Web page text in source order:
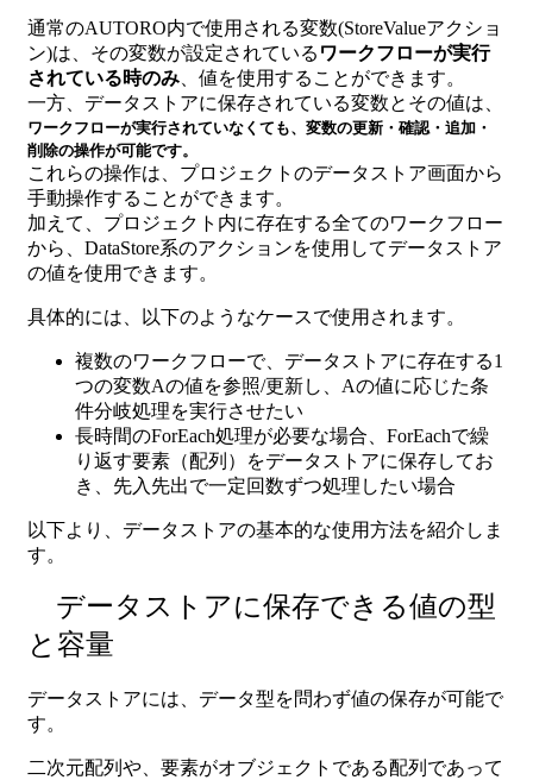
通常のAUTORO内で使用される変数(StoreValueアクショ
ン)は、その変数が設定されている ワークフローが実行
されている時のみ 、値を使用することができます。
一方、データストアに保存されている変数とその値は、
ワークフローが実行されていなくても、変数の更新・確認・追加・
削除の操作が可能です。
これらの操作は、プロジェクトのデータストア画面から
手動操作することができます。
加えて、プロジェクト内に存在する全てのワークフロー
から、DataStore系のアクションを使用してデータストア
の値を使用できます。
具体的には、以下のようなケースで使用されます。
複数のワークフローで、データストアに存在する1
つの変数Aの値を参照/更新し、Aの値に応じた条
件分岐処理を実行させたい
長時間のForEach処理が必要な場合、ForEachで繰
り返す要素（配列）をデータストアに保存してお
き、先入先出で一定回数ずつ処理したい場合
以下より、データストアの基本的な使用方法を紹介しま
す。
データストアに保存できる値の型
と容量
データストアには、データ型を問わず値の保存が可能で
す。
二次元配列や、要素がオブジェクトである配列であって